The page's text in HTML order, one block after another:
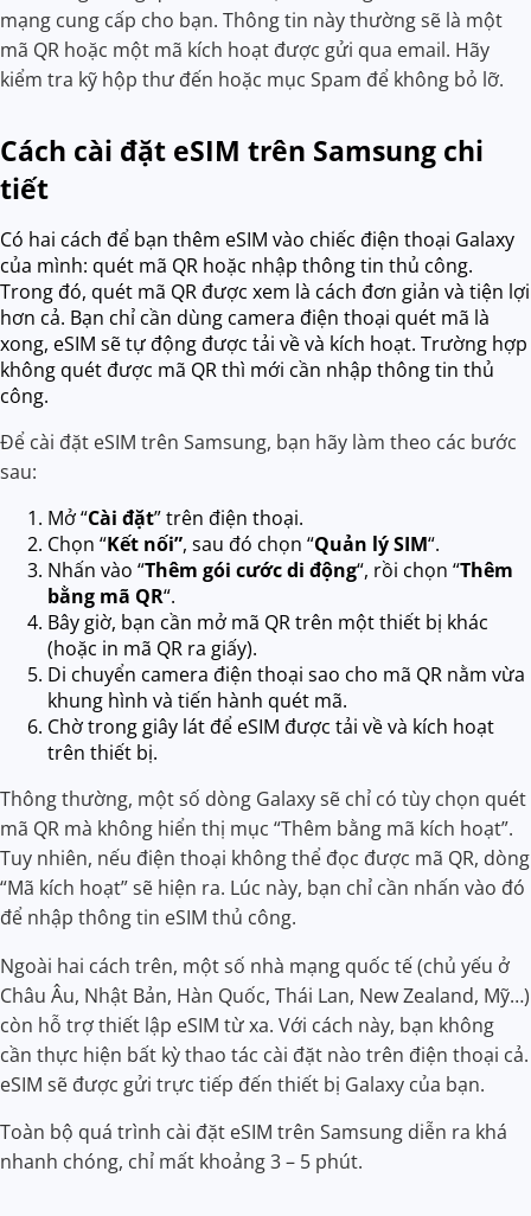
mạng cung cấp cho bạn. Thông tin này thường sẽ là một
mã QR hoặc một mã kích hoạt được gửi qua email. Hãy
kiểm tra kỹ hộp thư đến hoặc mục Spam để không bỏ lỡ.
Cách cài đặt eSIM trên Samsung chi
tiết
Có hai cách để bạn thêm eSIM vào chiếc điện thoại Galaxy
của mình: quét mã QR hoặc nhập thông tin thủ công.
Trong đó, quét mã QR được xem là cách đơn giản và tiện lợi
hơn cả. Bạn chỉ cần dùng camera điện thoại quét mã là
xong, eSIM sẽ tự động được tải về và kích hoạt. Trường hợp
không quét được mã QR thì mới cần nhập thông tin thủ
công.
Để cài đặt eSIM trên Samsung, bạn hãy làm theo các bước
sau:
Mở “Cài đặt” trên điện thoại.
Chọn “Kết nối”, sau đó chọn “Quản lý SIM“.
Nhấn vào “Thêm gói cước di động“, rồi chọn “Thêm
bằng mã QR“.
Bây giờ, bạn cần mở mã QR trên một thiết bị khác
(hoặc in mã QR ra giấy).
Di chuyển camera điện thoại sao cho mã QR nằm vừa
khung hình và tiến hành quét mã.
Chờ trong giây lát để eSIM được tải về và kích hoạt
trên thiết bị.
Thông thường, một số dòng Galaxy sẽ chỉ có tùy chọn quét
mã QR mà không hiển thị mục “Thêm bằng mã kích hoạt”.
Tuy nhiên, nếu điện thoại không thể đọc được mã QR, dòng
“Mã kích hoạt” sẽ hiện ra. Lúc này, bạn chỉ cần nhấn vào đó
để nhập thông tin eSIM thủ công.
Ngoài hai cách trên, một số nhà mạng quốc tế (chủ yếu ở
Châu Âu, Nhật Bản, Hàn Quốc, Thái Lan, New Zealand, Mỹ…)
còn hỗ trợ thiết lập eSIM từ xa. Với cách này, bạn không
cần thực hiện bất kỳ thao tác cài đặt nào trên điện thoại cả.
eSIM sẽ được gửi trực tiếp đến thiết bị Galaxy của bạn.
Toàn bộ quá trình cài đặt eSIM trên Samsung diễn ra khá
nhanh chóng, chỉ mất khoảng 3 – 5 phút.